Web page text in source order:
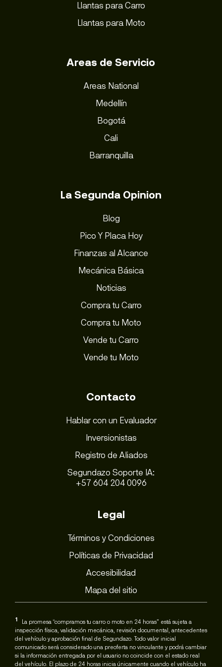
Llantas para Carro
Llantas para Moto
Areas de Servicio
Areas National
Medellín
Bogotá
Cali
Barranquilla
La Segunda Opinion
Blog
Pico Y Placa Hoy
Finanzas al Alcance
Mecánica Básica
Noticias
Compra tu Carro
Compra tu Moto
Vende tu Carro
Vende tu Moto
Contacto
Hablar con un Evaluador
Inversionistas
Registro de Aliados
Segundazo Soporte IA:
+57 604 204 0096
Legal
Términos y Condiciones
Políticas de Privacidad
Accesibilidad
Mapa del sitio
1
La promesa “compramos tu carro o moto en 24 horas” está sujeta a
inspección física, validación mecánica, revisión documental, antecedentes
del vehículo y aprobación final de Segundazo. Todo valor inicial
comunicado será considerado una preoferta no vinculante y podrá cambiar
si la información entregada por el usuario no coincide con el estado real
del vehículo. El plazo de 24 horas inicia únicamente cuando el vehículo ha